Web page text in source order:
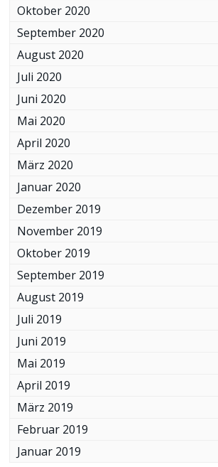
Oktober 2020
September 2020
August 2020
Juli 2020
Juni 2020
Mai 2020
April 2020
März 2020
Januar 2020
Dezember 2019
November 2019
Oktober 2019
September 2019
August 2019
Juli 2019
Juni 2019
Mai 2019
April 2019
März 2019
Februar 2019
Januar 2019